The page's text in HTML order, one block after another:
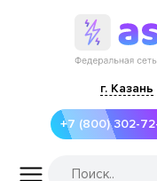
г. Казань
+7 (800) 302-